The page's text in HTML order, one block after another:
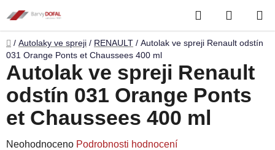
na
obsah
Hledat
KOŠÍK
Domů
/ Autolaky ve spreji / RENAULT / Autolak ve spreji Renault odstín
031 Orange Ponts et Chaussees 400 ml
Autolak ve spreji Renault
odstín 031 Orange Ponts
et Chaussees 400 ml
Průměrné
Neohodnoceno Podrobnosti hodnocení